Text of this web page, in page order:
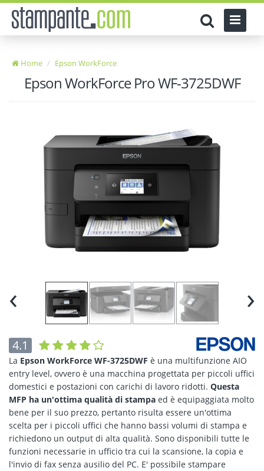
Home Epson WorkForce
Epson WorkForce Pro WF-3725DWF
‹ ›
4.1
La Epson WorkForce WF-3725DWF è una multifunzione AIO
entry level, ovvero è una macchina progettata per piccoli uffici
domestici e postazioni con carichi di lavoro ridotti. Questa
MFP ha un'ottima qualità di stampa ed è equipaggiata molto
bene per il suo prezzo, pertanto risulta essere un'ottima
scelta per i piccoli uffici che hanno bassi volumi di stampa e
richiedono un output di alta qualità. Sono disponibili tutte le
funzioni necessarie in ufficio tra cui la scansione, la copia e
l'invio di fax senza ausilio del PC. E' possibile stampare